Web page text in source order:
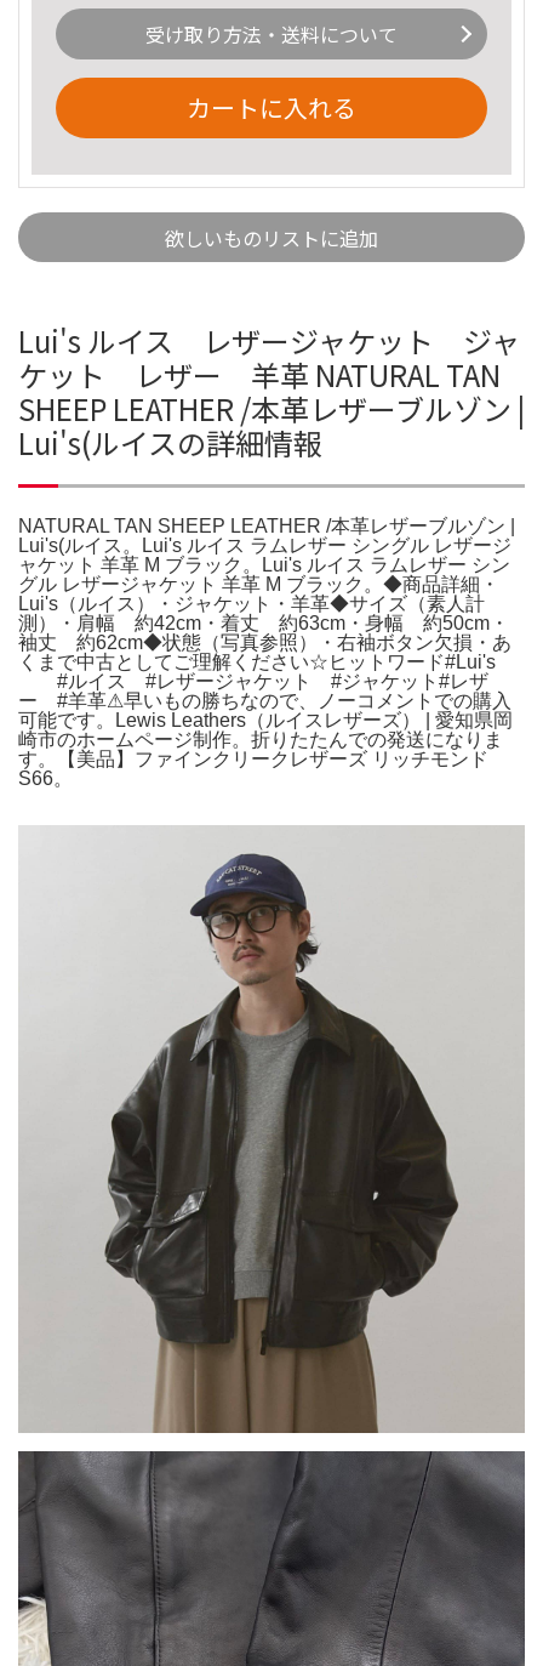
受け取り方法・送料について
カートに入れる
欲しいものリストに追加
Lui's ルイス レザージャケット ジャ
ケット レザー 羊革 NATURAL TAN
SHEEP LEATHER /本革レザーブルゾン |
Lui's(ルイスの詳細情報
NATURAL TAN SHEEP LEATHER /本革レザーブルゾン |
Lui's(ルイス。Lui's ルイス ラムレザー シングル レザージ
ャケット 羊革 M ブラック。Lui's ルイス ラムレザー シン
グル レザージャケット 羊革 M ブラック。◆商品詳細・
Lui's（ルイス）・ジャケット・羊革◆サイズ（素人計
測）・肩幅 約42cm・着丈 約63cm・身幅 約50cm・
袖丈 約62cm◆状態（写真参照）・右袖ボタン欠損・あ
くまで中古としてご理解ください☆ヒットワード#Lui's
#ルイス #レザージャケット #ジャケット#レザ
ー #羊革⚠︎早いもの勝ちなので、ノーコメントでの購入
可能です。Lewis Leathers（ルイスレザーズ） | 愛知県岡
崎市のホームページ制作。折りたたんでの発送になりま
す。【美品】ファインクリークレザーズ リッチモンド
S66。